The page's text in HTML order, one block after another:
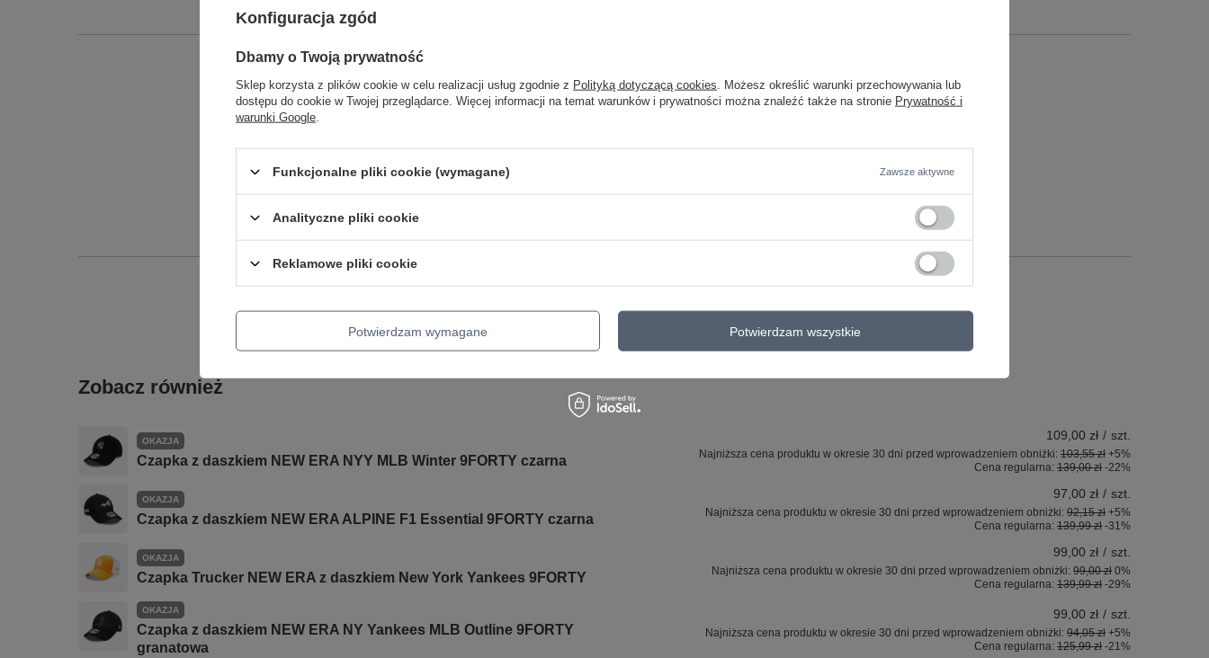
Podmiot odpowiedzialny za ten produkt na terenie UE New Era Cap GMBH Więcej
24 miesiące gwarancji na produkt!
Zobacz również
OKAZJA
Czapka z daszkiem NEW ERA NYY MLB Winter 9FORTY czarna
109,00 zł / szt.
Najniższa cena produktu w okresie 30 dni przed wprowadzeniem obniżki: 103,55 zł +5%
Cena regularna: 139,00 zł -22%
OKAZJA
Czapka z daszkiem NEW ERA ALPINE F1 Essential 9FORTY czarna
97,00 zł / szt.
Najniższa cena produktu w okresie 30 dni przed wprowadzeniem obniżki: 92,15 zł +5%
Cena regularna: 139,99 zł -31%
OKAZJA
Czapka Trucker NEW ERA z daszkiem New York Yankees 9FORTY
99,00 zł / szt.
Najniższa cena produktu w okresie 30 dni przed wprowadzeniem obniżki: 99,00 zł 0%
Cena regularna: 139,99 zł -29%
OKAZJA
Czapka z daszkiem NEW ERA NY Yankees MLB Outline 9FORTY
granatowa
99,00 zł / szt.
Najniższa cena produktu w okresie 30 dni przed wprowadzeniem obniżki: 94,05 zł +5%
Cena regularna: 125,99 zł -21%
Konfiguracja zgód
Dbamy o Twoją prywatność
Sklep korzysta z plików cookie w celu realizacji usług zgodnie z Polityką dotyczącą cookies . Możesz określić warunki przechowywania lub
dostępu do cookie w Twojej przeglądarce. Więcej informacji na temat warunków i prywatności można znaleźć także na stronie Prywatność i
warunki Google
Funkcjonalne pliki cookie (wymagane) Zawsze aktywne
Analityczne pliki cookie
Reklamowe pliki cookie
Potwierdzam wymagane Potwierdzam wszystkie